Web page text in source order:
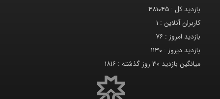
بازدید کل : ۴۸۱۰۴۵
کاربران آنلاین : ۱
بازدید امروز : ۷۶
بازدید دیروز : ۱۱۳۰
میانگین بازدید ۳۰ روز گذشته :
۱۸۱۶